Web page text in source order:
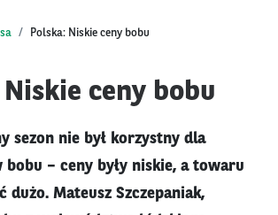
Polska: Niskie ceny bobu
ceny bobu
sezon nie był korzystny dla
– ceny były niskie, a towaru
dużo. Mateusz Szczepaniak,